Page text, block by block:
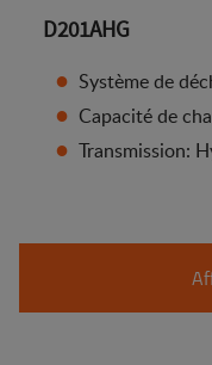
D201AHG
Système de
Capacité de
Transmission: